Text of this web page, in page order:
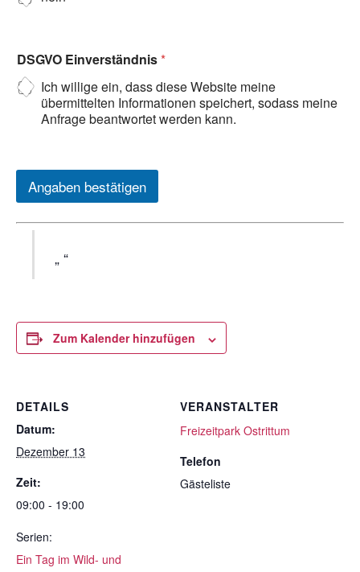
DSGVO Einverständnis*
Ich willige ein, dass diese Website meine
übermittelten Informationen speichert, sodass meine
Anfrage beantwortet werden kann.
Angaben bestätigen
Zum Kalender hinzufügen
DETAILS
Datum:
Dezember 13
Zeit:
09:00 - 19:00
Serien:
Ein Tag im Wild- und
VERANSTALTER
Freizeitpark Ostrittum
Telefon
Gästeliste